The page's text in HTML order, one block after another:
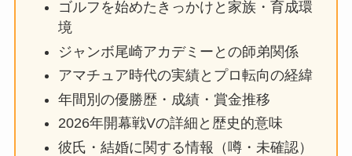
ゴルフを始めたきっかけと家族・育成環
境
ジャンボ尾崎アカデミーとの師弟関係
アマチュア時代の実績とプロ転向の経緯
年間別の優勝歴・成績・賞金推移
2026年開幕戦Vの詳細と歴史的意味
彼氏・結婚に関する情報（噂・未確認）